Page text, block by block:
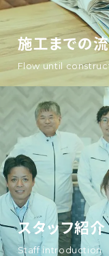
施工までの
Flow until
スタッフ紹介
Staff introduction